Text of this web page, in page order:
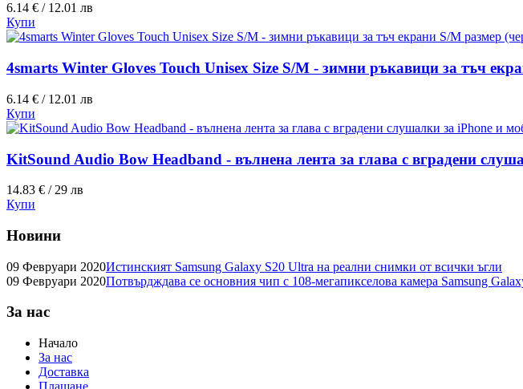
6.14 € / 12.01 лв
Купи
4smarts Winter Gloves Touch Unisex Size S/M - зимни ръкавици за тъч
6.14 € / 12.01 лв
Купи
KitSound Audio Bow Headband - вълнена лента за глава с вградени
14.83 € / 29 лв
Купи
Новини
09 Февруари 2020Истинският Samsung Galaxy S20 Ultra на реални снимки от всички ъгли
09 Февруари 2020Потвърдждава се основния чип с 108-мегапикселова камера Samsung
За нас
Начало
За нас
Доставка